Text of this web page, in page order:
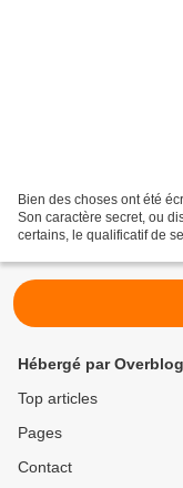
Bien des choses ont été
Son caractère secret, ou
certains, le qualificatif de
Hébergé par Overblog
Top articles
Pages
Contact